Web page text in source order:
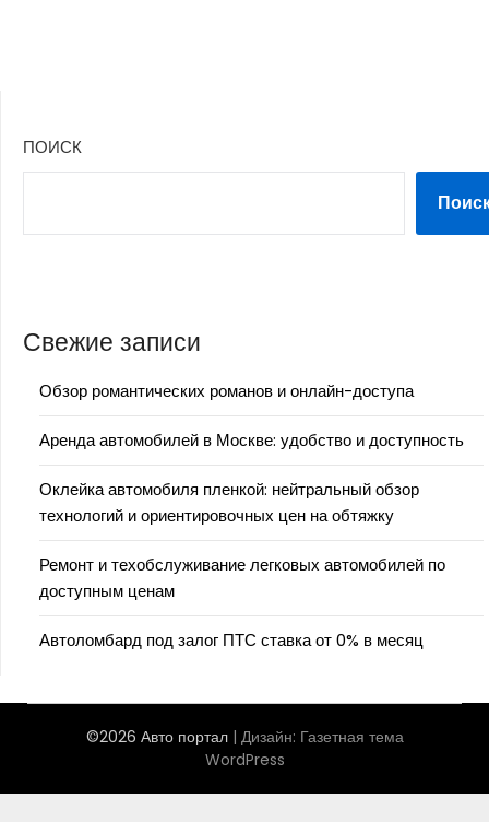
ПОИСК
Свежие записи
Обзор романтических романов и онлайн-доступа
Аренда автомобилей в Москве: удобство и доступность
Оклейка автомобиля пленкой: нейтральный обзор
технологий и ориентировочных цен на обтяжку
Ремонт и техобслуживание легковых автомобилей по
доступным ценам
Автоломбард под залог ПТС ставка от 0% в месяц
©2026 Авто портал | Дизайн: Газетная тема
WordPress